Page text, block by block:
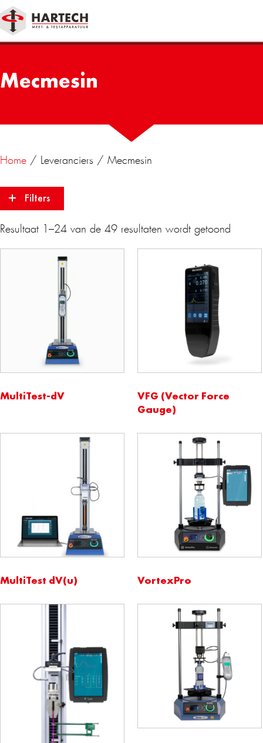
Mecmesin
Home / Leveranciers / Mecmesin
Filters
Resultaat 1–24 van de 49 resultaten wordt getoond
MultiTest-dV
VFG (Vector Force
Gauge)
MultiTest dV(u) VortexPro